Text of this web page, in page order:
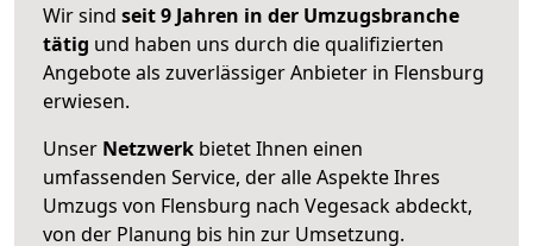
Wir sind seit 9 Jahren in der Umzugsbranche
tätig und haben uns durch die qualifizierten
Angebote als zuverlässiger Anbieter in Flensburg
erwiesen.
Unser Netzwerk bietet Ihnen einen
umfassenden Service, der alle Aspekte Ihres
Umzugs von Flensburg nach Vegesack abdeckt,
von der Planung bis hin zur Umsetzung.